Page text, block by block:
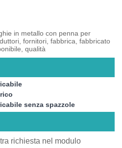
in metallo con penna per
fornitori, fabbrica, fabbricato
qualità
senza spazzole
richiesta nel modulo